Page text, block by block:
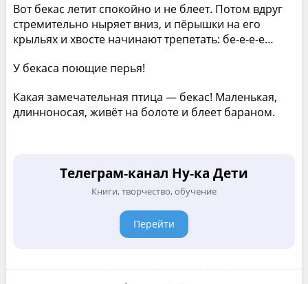
Вот бекас летит спокойно и не блеет. Потом вдруг
стремительно ныряет вниз, и пёрышки на его
крыльях и хвосте начинают трепетать: бе-е-е-е…
У бекаса поющие перья!
Какая замечательная птица — бекас! Маленькая,
длинноносая, живёт на болоте и блеет бараном.
Телеграм-канал Ну-ка Дети
Книги, творчество, обучение
Перейти